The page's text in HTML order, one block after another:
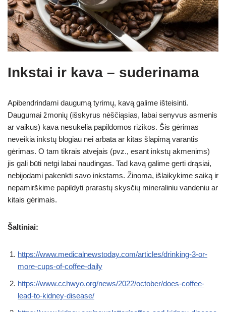
Inkstai ir kava – suderinama
Apibendrindami daugumą tyrimų, kavą galime išteisinti.
Daugumai žmonių (išskyrus nėščiąsias, labai senyvus asmenis
ar vaikus) kava nesukelia papildomos rizikos. Šis gėrimas
neveikia inkstų blogiau nei arbata ar kitas šlapimą varantis
gėrimas. O tam tikrais atvejais (pvz., esant inkstų akmenims)
jis gali būti netgi labai naudingas. Tad kavą galime gerti drąsiai,
nebijodami pakenkti savo inkstams. Žinoma, išlaikykime saiką ir
nepamirškime papildyti prarastų skysčių mineraliniu vandeniu ar
kitais gėrimais.
Šaltiniai:
https://www.medicalnewstoday.com/articles/drinking-3-or-
more-cups-of-coffee-daily
https://www.cchwyo.org/news/2022/october/does-coffee-
lead-to-kidney-disease/